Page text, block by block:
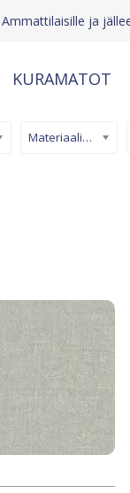
Ammattilaisille ja
KURAMATOT
Materiaali/ tuotetyyppi